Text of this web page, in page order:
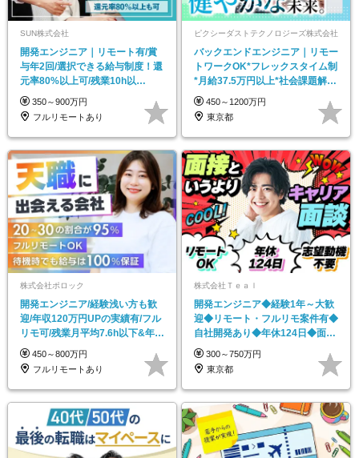
SUN株式会社
開発エンジニア｜リモート有/賞
与年2回/選択できる給与制度！還
元率80%以上可/残業10h以
下/Web面接1回
350～900万円
フルリモートあり
ピクシーダストテクノロジーズ株式会社
バックエンドエンジニア｜リモー
トワークOK*フレックスタイム制
*月給37.5万円以上*社会課題解決
プロダクト
450～1200万円
東京都
株式会社ポロック
開発エンジニア/経験浅い方も歓
迎/年収120万円UPの実績有/フル
リモ可/残業月平均7.6h以下&年休
126日
450～800万円
フルリモートあり
株式会社Ｔｅａｌ
開発エンジニア◆経験1年～大歓
迎◆リモート・フルリモ案件有◆
自社開発あり◆年休124日◆面接
1回
300～750万円
東京都